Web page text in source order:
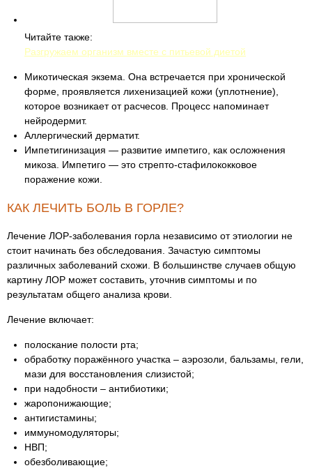
Читайте также:
Разгружаем организм вместе с питьевой диетой
Микотическая экзема. Она встречается при хронической
форме, проявляется лихенизацией кожи (уплотнение),
которое возникает от расчесов. Процесс напоминает
нейродермит.
Аллергический дерматит.
Импетигинизация — развитие импетиго, как осложнения
микоза. Импетиго — это стрепто-стафилококковое
поражение кожи.
КАК ЛЕЧИТЬ БОЛЬ В ГОРЛЕ?
Лечение ЛОР-заболевания горла независимо от этиологии не
стоит начинать без обследования. Зачастую симптомы
различных заболеваний схожи. В большинстве случаев общую
картину ЛОР может составить, уточнив симптомы и по
результатам общего анализа крови.
Лечение включает:
полоскание полости рта;
обработку поражённого участка – аэрозоли, бальзамы, гели,
мази для восстановления слизистой;
при надобности – антибиотики;
жаропонижающие;
антигистамины;
иммуномодуляторы;
НВП;
обезболивающие;